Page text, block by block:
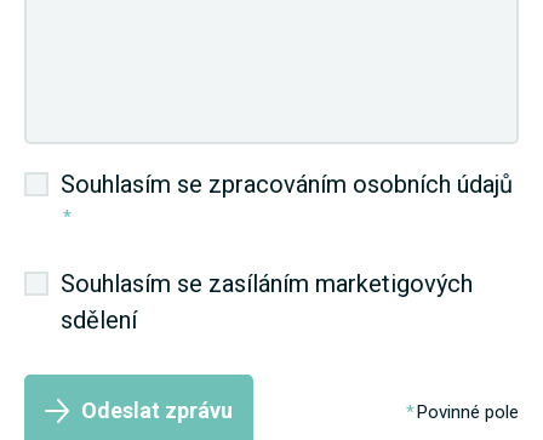
Souhlasím se zpracováním osobních údajů
*
Souhlasím se zasíláním marketigových
sdělení
Odeslat zprávu Povinné pole